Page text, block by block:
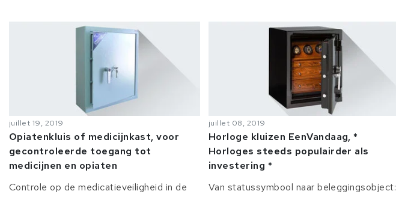
juillet 19, 2019
Opiatenkluis of medicijnkast, voor
gecontroleerde toegang tot
medicijnen en opiaten
Controle op de medicatieveiligheid in de
juillet 08, 2019
Horloge kluizen EenVandaag, *
Horloges steeds populairder als
investering *
Van statussymbool naar beleggingsobject: